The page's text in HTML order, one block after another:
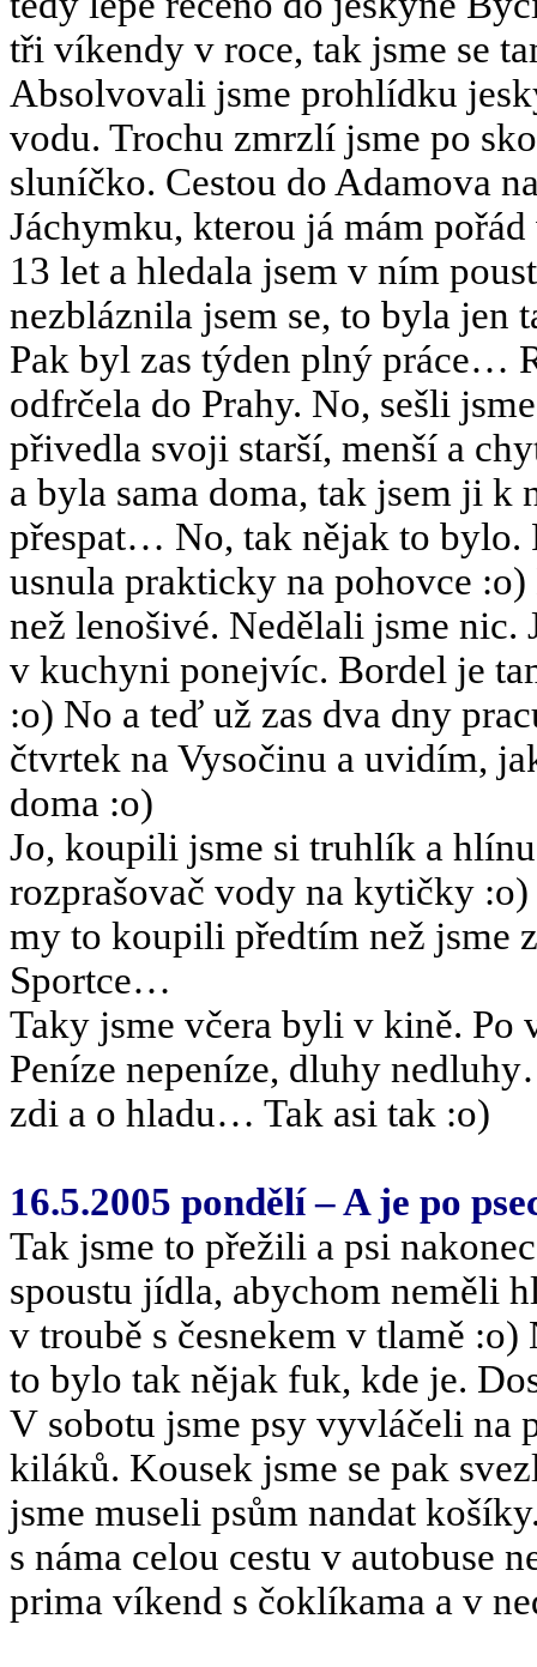
tři víkendy v roce, tak jsme se
Absolvovali jsme prohlídku
vodu. Trochu zmrzlí jsme po
sluníčko. Cestou do Adamova
Jáchymku, kterou já mám
13 let a hledala jsem v ním
nezbláznila jsem se, to byla
Pak byl zas týden plný práce…
odfrčela do Prahy. No, sešli
přivedla svoji starší, menší a
a byla sama doma, tak jsem ji k
přespat… No, tak nějak to bylo.
usnula prakticky na pohovce
než lenošivé. Nedělali jsme
v kuchyni ponejvíc. Bordel je
:o) No a teď už zas dva dny
čtvrtek na Vysočinu a uvidím,
doma :o)
Jo, koupili jsme si truhlík a
rozprašovač vody na kytičky
my to koupili předtím než jsme
Sportce…
Taky jsme včera byli v kině. Po
Peníze nepeníze, dluhy
zdi a o hladu… Tak asi tak :o)
16.5.2005 pondělí – A je po
Tak jsme to přežili a psi
spoustu jídla, abychom neměli
v troubě s česnekem v tlamě
to bylo tak nějak fuk, kde je.
V sobotu jsme psy vyvláčeli na
kiláků. Kousek jsme se pak
jsme museli psům nandat
s náma celou cestu v autobuse
prima víkend s čoklíkama a v